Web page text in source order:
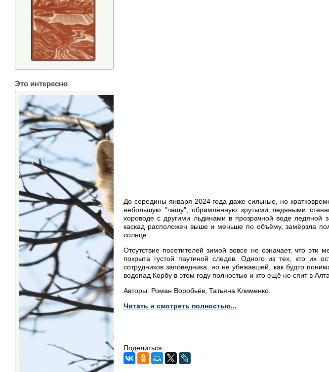
До середины января 2024 года даже сильные, но
небольшую "чашу", обрамлённую крутыми ледяными
хороводе с другими льдинами в прозрачной воде ледяной
каскад расположен выше и меньше по объёму, замёрзла
солнце.
Отсутствие посетителей зимой вовсе не означает, что
покрыта густой паутиной следов. Одного из тех, кто их
сотрудников заповедника, но не убежавшей, как будто
водопад Корбу в этом году полностью и кто ещё не спит в
Авторы: Роман Воробьёв, Татьяна Клименко.
Читать и смотреть полностью...
Поделиться:
Это интересно